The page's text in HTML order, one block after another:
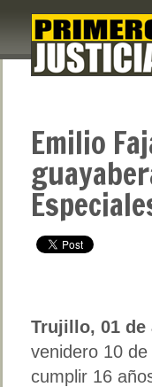
Emilio
Trujillo, 01 de
venidero 10
cumplir 16